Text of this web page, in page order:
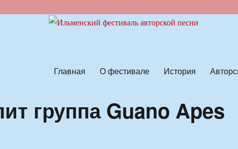
Главная О фестивале История
группа Guano Apes